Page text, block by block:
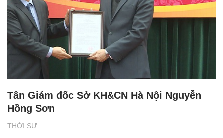
THỜI SỰ
Tân Giám đốc Sở KH&CN Hà Nội Nguyễn
Hồng Sơn